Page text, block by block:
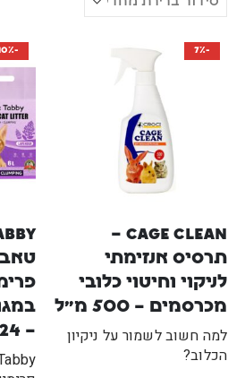
-7%
Cage Clean –
תרסיס אנזימתי
לניקוי וחיטוי כלובי
מכרסמים – 500 מ"ל
למה חשוב לשמור על ניקיון
הכלוב?
-10%
– 24 ליטר.